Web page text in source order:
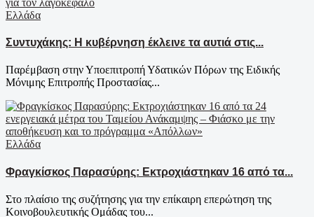
Ελλάδα
Συντυχάκης: Η κυβέρνηση έκλεινε τα αυτιά στις...
Παρέμβαση στην Υποεπιτροπή Υδατικών Πόρων της Ειδικής
Μόνιμης Επιτροπής Προστασίας...
Ελλάδα
Φραγκίσκος Παρασύρης: Εκτροχιάστηκαν 16 από τα...
Στο πλαίσιο της συζήτησης για την επίκαιρη επερώτηση της
Κοινοβουλευτικής Ομάδας του...